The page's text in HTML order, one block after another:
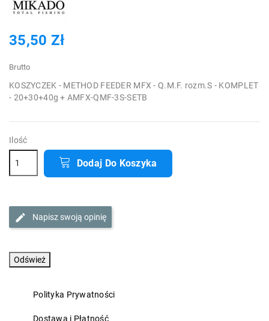
35,50 Zł
Brutto
KOSZYCZEK - METHOD FEEDER MFX - Q.M.F. rozm.S - KOMPLET
- 20+30+40g + AMFX-QMF-3S-SETB
Ilość
Dodaj Do Koszyka
Napisz swoją opinię
Polityka Prywatności
Dostawa i Płatność